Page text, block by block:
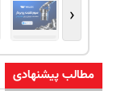
‹
مطالب پیشنهادی